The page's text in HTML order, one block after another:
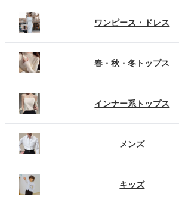
ワンピース・ドレス
春・秋・冬トップス
インナー系トップス
メンズ
キッズ